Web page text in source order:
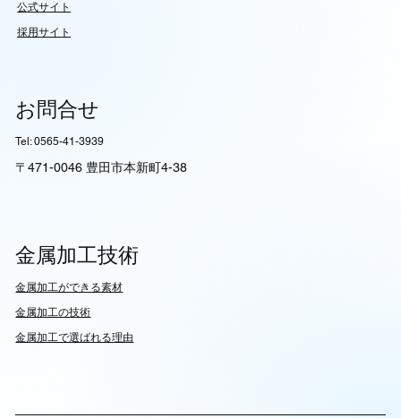
公式サイト
採用サイト
お問合せ
Tel: 0565-41-3939
〒471-0046 豊田市本新町4-38
金属加工技術
​金属加工ができる素材
​金属加工の技術
金属加工で選ばれる理由